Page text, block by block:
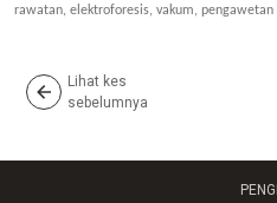
rawatan, elektroforesis, vakum, pengawetan
Lihat kes
sebelumnya